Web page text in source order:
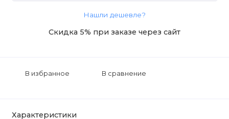
Нашли дешевле?
Скидка 5% при заказе через сайт
В избранное В сравнение
Характеристики